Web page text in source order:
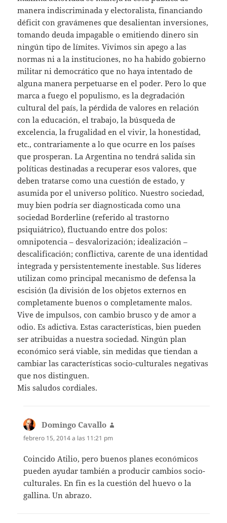
manera indiscriminada y electoralista, financiando
déficit con gravámenes que desalientan inversiones,
tomando deuda impagable o emitiendo dinero sin
ningún tipo de límites. Vivimos sin apego a las
normas ni a la instituciones, no ha habido gobierno
militar ni democrático que no haya intentado de
alguna manera perpetuarse en el poder. Pero lo que
marca a fuego el populismo, es la degradación
cultural del país, la pérdida de valores en relación
con la educación, el trabajo, la búsqueda de
excelencia, la frugalidad en el vivir, la honestidad,
etc., contrariamente a lo que ocurre en los países
que prosperan. La Argentina no tendrá salida sin
políticas destinadas a recuperar esos valores, que
deben tratarse como una cuestión de estado, y
asumida por el universo político. Nuestro sociedad,
muy bien podría ser diagnosticada como una
sociedad Borderline (referido al trastorno
psiquiátrico), fluctuando entre dos polos:
omnipotencia – desvalorización; idealización –
descalificación; conflictiva, carente de una identidad
integrada y persistentemente inestable. Sus líderes
utilizan como principal mecanismo de defensa la
escisión (la división de los objetos externos en
completamente buenos o completamente malos.
Vive de impulsos, con cambio brusco y de amor a
odio. Es adictiva. Estas características, bien pueden
ser atribuidas a nuestra sociedad. Ningún plan
económico será viable, sin medidas que tiendan a
cambiar las características socio-culturales negativas
que nos distinguen.
Mis saludos cordiales.
Domingo Cavallo
febrero 15, 2014 a las 11:21 pm
Coincido Atilio, pero buenos planes económicos
pueden ayudar también a producir cambios socio-
culturales. En fin es la cuestión del huevo o la
gallina. Un abrazo.